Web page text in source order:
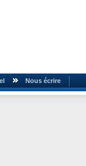
Nous écrire